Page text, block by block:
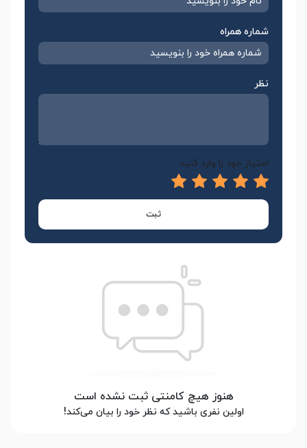
شماره همراه
نظر
امتیاز خود را وارد کنید
ثبت
هنوز هیچ کامنتی ثبت نشده است
اولین نفری باشید که نظر خود را بیان می‌کند!